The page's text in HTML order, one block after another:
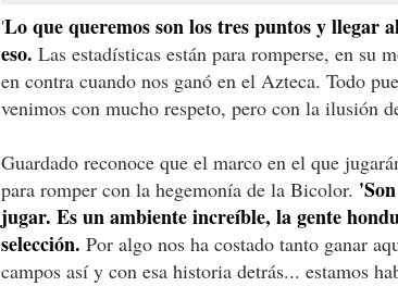
'Lo que queremos son los tres puntos y llegar
eso. Las estadísticas están para romperse, en su
en contra cuando nos ganó en el Azteca. Todo
venimos con mucho respeto, pero con la ilusión
Guardado reconoce que el marco en el que
para romper con la hegemonía de la Bicolor.
jugar. Es un ambiente increíble, la gente
selección. Por algo nos ha costado tanto ganar
campos así y con esa historia detrás... estamos